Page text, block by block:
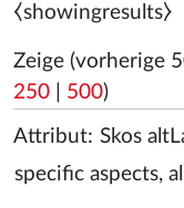
⧼showingresults⧽
Zeige (vorherige
250
500)
Attribut: